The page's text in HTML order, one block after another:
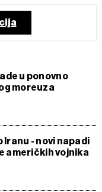
u ponovno
moreuza
- novi napadi
američkih vojnika